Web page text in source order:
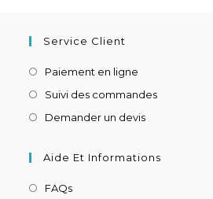
Service Client
Paiement en ligne
Suivi des commandes
Demander un devis
Aide Et Informations
FAQs